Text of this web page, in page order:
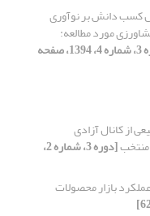
کسب دانش بر نوآوری
مورد مطالعه:
[دوره 3، شماره 4، 1394، صفحه
از کانال آزادی
[دوره 3، شماره 2،
عملکرد بازار محصولات